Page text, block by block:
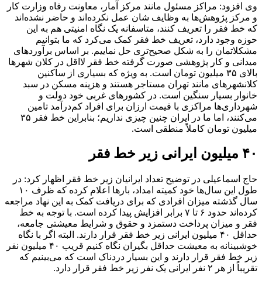
وی افزود: مراکز مسئول مانند مرکز آمار، معاونت رفاه وزارت کار
و مرکز پژوهش‌ها به وظایف شان عمل نکرده‌اند و حاضر نشده‌اند
که خط فقر را تعریف کنند، متاسفانه یک نگاه امنیتی هم به این
حوزه وجود دارد، تعریف خط فقر کمک می‌کرد که ما بتوانیم
مشکلاتمان را به شکل صحیح‌تری حل نماییم. بر اساس برآورد‌های
میدانی و کار پژوهشی صورت گرفته خط فقر لااقل در کلان شهر‌ها
بالای ۳۵ میلیون تومان است. به ویژه که بسیاری از ساکنین
کلانشهر‌های مانند تهران مستاجر هستند و هزینه مسکن در سبد
خانوار بسیار سنگین است. در کشور‌های غربی خود دولت و
شهرداری‌ها مراکزی با قیمت ارزان برای افراد کم‌درآمد تامین
می‌کنند، اما ما در ایران چنین چیزی نداریم؛ بنابراین خط فقر ۳۵
میلیون تومان کاملاً منطقی است.
۴۰ میلیون ایرانی زیر خط فقر
حاج اسماعیلی در توضیح تعداد ایرانیان زیر خط فقر اظهار کرد: در
طول این سال‌ها خود کمیته امداد، بار‌ها اعلام کرده که ظرف ۱۰
سال گذشته میزان افرادی که برای دریافت کمک به این نهاد مراجعه
کرده‌اند حدود ۶ تا ۷ برابر افزایش پیدا کرده است. با توجه به خط
فقر و میزان پرداخت دستمزد و حقوق و شرایط معیشتی جامعه،
حداقل ۴۰ میلیون ایرانی زیر خط فقر قرار دارند. البته اگر با نگاه
خوشبینانه به معیشت حداقل بگیران نگاه کنیم قریب ۴۰ میلیون نفر
زیر خط فقر قرار دارند و این بسیار دردناک است که می‌بینیم که
تقریباً از هر ۲ نفر ایرانی یک نفر زیر خط فقر قرار دارد.